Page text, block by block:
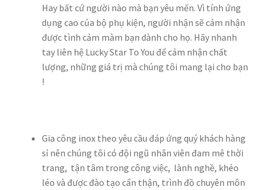
Hay bất cứ người nào mà bạn yêu mến. Vì tính ứng
dụng cao của bộ phụ kiện, người nhận sẽ cảm nhận
được tình cảm màm bạn dành cho họ. Hãy nhanh
tay liên hệ Lucky Star To You để cảm nhận chất
lượng, những giá trị mà chúng tôi mang lại cho bạn
!
Gia công inox theo yêu cầu đáp ứng quý khách hàng
sỉ nên chúng tôi có đội ngũ nhân viên đam mê thời
trang, tận tâm trong công việc, lành nghề, khéo
léo và được đào tạo cẩn thận, trình đồ chuyên môn